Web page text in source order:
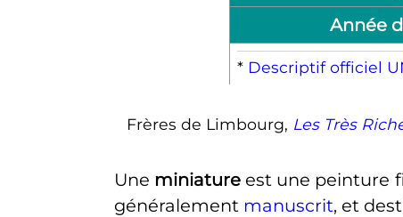
Année
* Descriptif officiel
Frères de Limbourg, Les Très
Une miniatureest une peinture
généralement manuscrit, et